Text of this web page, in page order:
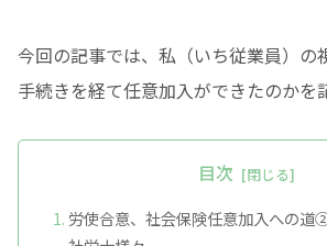
今回の記事では、私（いち従業員）の
手続きを経て任意加入ができたのかを
目次
労使合意、社会保険任意加入への